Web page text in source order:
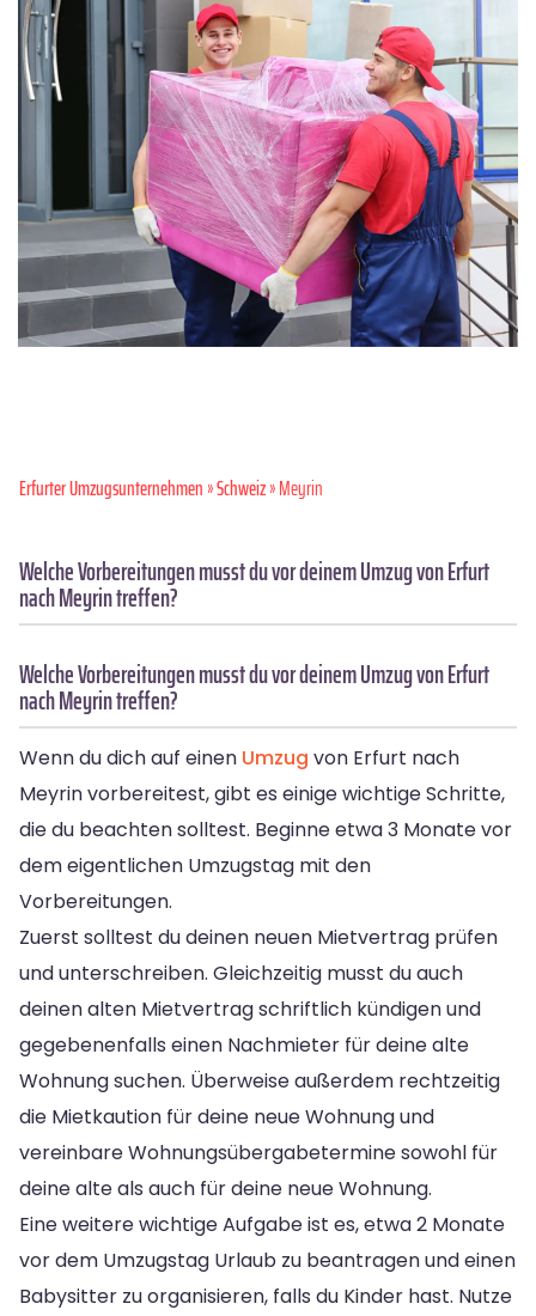
Erfurter Umzugsunternehmen»Schweiz» Meyrin
Welche Vorbereitungen musst du vor deinem Umzug von Erfurt
nach Meyrin treffen?
Welche Vorbereitungen musst du vor deinem Umzug von Erfurt
nach Meyrin treffen?
Wenn du dich auf einen Umzug von Erfurt nach
Meyrin vorbereitest, gibt es einige wichtige Schritte,
die du beachten solltest. Beginne etwa 3 Monate vor
dem eigentlichen Umzugstag mit den
Vorbereitungen.
Zuerst solltest du deinen neuen Mietvertrag prüfen
und unterschreiben. Gleichzeitig musst du auch
deinen alten Mietvertrag schriftlich kündigen und
gegebenenfalls einen Nachmieter für deine alte
Wohnung suchen. Überweise außerdem rechtzeitig
die Mietkaution für deine neue Wohnung und
vereinbare Wohnungsübergabetermine sowohl für
deine alte als auch für deine neue Wohnung.
Eine weitere wichtige Aufgabe ist es, etwa 2 Monate
vor dem Umzugstag Urlaub zu beantragen und einen
Babysitter zu organisieren, falls du Kinder hast. Nutze